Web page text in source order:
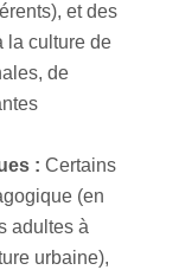
et des
la culture de
de
:Certains
(en
adultes à
urbaine),